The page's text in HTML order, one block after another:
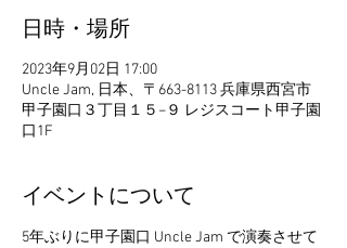
日時・場所
2023年9月02日 17:00
Uncle Jam, 日本、〒663-8113 兵庫県西宮市
甲子園口３丁目１５−９ レジスコート甲子園
口1F
イベントについて
5年ぶりに甲子園口 Uncle Jam で演奏させて